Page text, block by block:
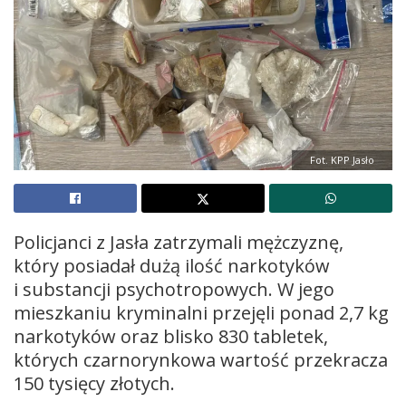
Fot. KPP Jasło
Policjanci z Jasła zatrzymali mężczyznę,
który posiadał dużą ilość narkotyków
i substancji psychotropowych. W jego
mieszkaniu kryminalni przejęli ponad 2,7 kg
narkotyków oraz blisko 830 tabletek,
których czarnorynkowa wartość przekracza
150 tysięcy złotych.